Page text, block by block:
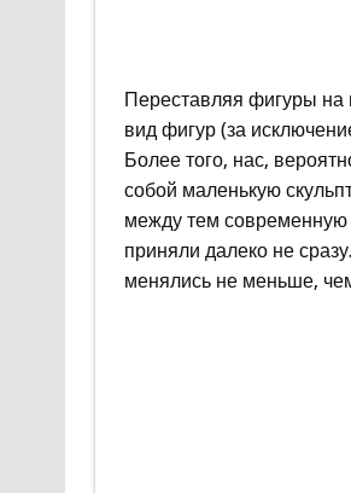
Переставляя фигуры
вид фигур (за
Более того, нас,
собой маленькую
между тем
приняли далеко не
менялись не меньше,